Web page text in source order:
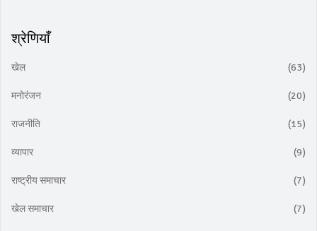
श्रेणियाँ
खेल (63)
मनोरंजन (20)
राजनीति (15)
व्यापार (9)
राष्ट्रीय समाचार (7)
खेल समाचार (7)